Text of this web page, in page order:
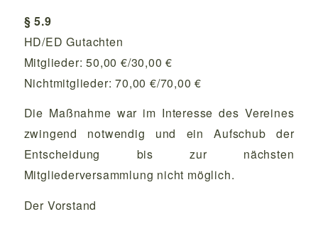
§ 5.9
HD/ED Gutachten
Mitglieder: 50,00 €/30,00 €
Nichtmitglieder: 70,00 €/70,00 €
Die Maßnahme war im Interesse des Vereines
zwingend notwendig und ein Aufschub der
Entscheidung bis zur nächsten
Mitgliederversammlung nicht möglich.
Der Vorstand